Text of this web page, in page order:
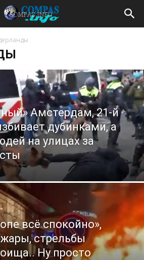
Амстердам, 21-й
дубинками, а
на улицах за
всё спокойно»,
стрельбы
Ну просто